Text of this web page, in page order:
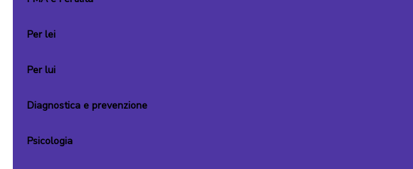
Per lei
Per lui
Diagnostica e prevenzione
Psicologia